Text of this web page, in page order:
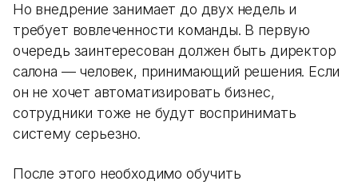
Но внедрение занимает до двух недель и
требует вовлеченности команды. В первую
очередь заинтересован должен быть директор
салона — человек, принимающий решения. Если
он не хочет автоматизировать бизнес,
сотрудники тоже не будут воспринимать
систему серьезно.
После этого необходимо обучить